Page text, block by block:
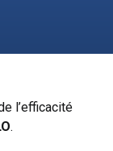
l’efficacité
.